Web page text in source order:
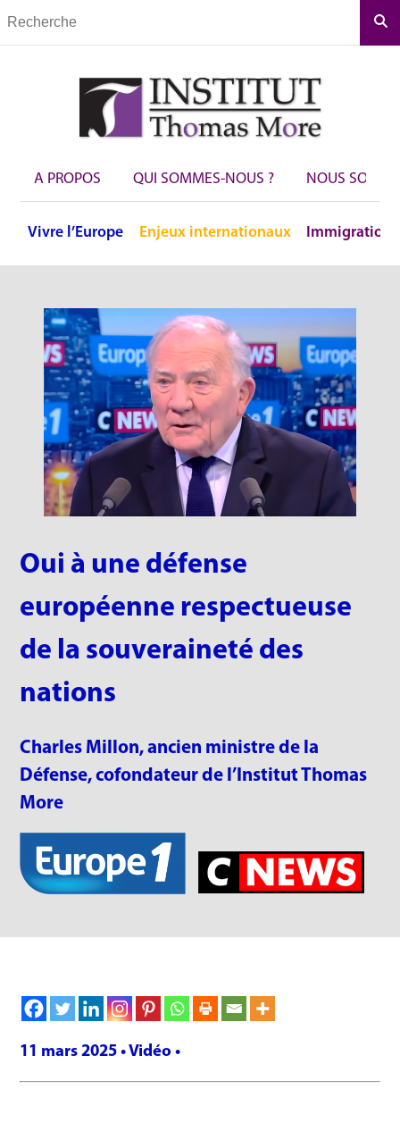
A PROPOS QUI SOMMES-NOUS ? NOUS
Vivre l’Europe Enjeux internationaux Immigration
Oui à une défense
européenne respectueuse
de la souveraineté des
nations
Charles Millon, ancien ministre de la
Défense, cofondateur de l’Institut Thomas
More
11 mars 2025 • Vidéo •